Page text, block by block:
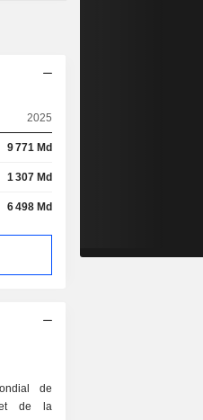
2025
9 771 Md
1 307 Md
6 498 Md
de
et de la